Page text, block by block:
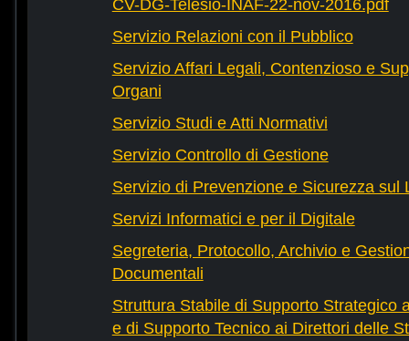
CV-DG-Telesio-INAF-22-nov-2016.pdf
Servizio Relazioni con il Pubblico
Servizio Affari Legali, Contenzioso e
Organi
Servizio Studi e Atti Normativi
Servizio Controllo di Gestione
Servizio di Prevenzione e Sicurezza sul
Servizi Informatici e per il Digitale
Segreteria, Protocollo, Archivio e
Documentali
Struttura Stabile di Supporto Strategico
e di Supporto Tecnico ai Direttori delle